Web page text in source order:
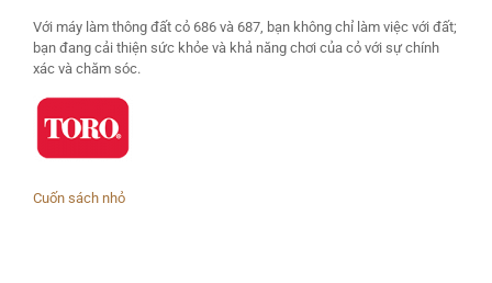
Với máy làm thông đất cỏ 686 và 687, bạn không chỉ làm việc với đất;
bạn đang cải thiện sức khỏe và khả năng chơi của cỏ với sự chính
xác và chăm sóc.
Cuốn sách nhỏ